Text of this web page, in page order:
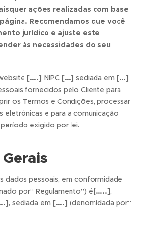
ações realizadas com base
Recomendamos que você
jurídico e ajuste este
às necessidades do seu
[….] NIPC […] sediada em […]
fornecidos pelo Cliente para
os Termos e Condições, processar
eletrónicas e para a comunicação
exigido por lei.
dados pessoais, em conformidade
por“ Regulamento”) é[…..],
, sediada em [….] (denomidada por“